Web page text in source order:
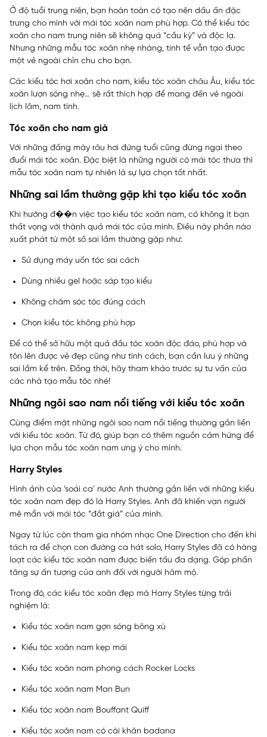
Ở độ tuổi trung niên, bạn hoàn toàn có tạo nên dấu ấn đặc
trưng cho mình với mái tóc xoăn nam phù hợp. Có thể kiểu tóc
xoăn cho nam trung niên sẽ không quá “cầu kỳ” và độc lạ.
Nhưng những mẫu tóc xoăn nhẹ nhàng, tinh tế vẫn tạo được
một vẻ ngoài chỉn chu cho bạn.
Các kiểu tóc hơi xoăn cho nam, kiểu tóc xoăn châu Âu, kiểu tóc
xoăn lượn sóng nhẹ… sẽ rất thích hợp để mang đến vẻ ngoài
lịch lãm, nam tính.
Tóc xoăn cho nam già
Với những đấng mày râu hơi đứng tuổi cũng đừng ngại theo
đuổi mái tóc xoăn. Đặc biệt là những người có mái tóc thưa thì
mẫu tóc xoăn nam tự nhiên là sự lựa chọn tốt nhất.
Những sai lầm thường gặp khi tạo kiểu tóc xoăn
Khi hướng đ��n việc tạo kiểu tóc xoăn nam, có không ít bạn
thất vọng với thành quả mái tóc của mình. Điều này phần nào
xuất phát từ một số sai lầm thường gặp như:
Sử dụng máy uốn tóc sai cách
Dùng nhiều gel hoặc sáp tạo kiểu
Không chăm sóc tóc đúng cách
Chọn kiểu tóc không phù hợp
Để có thể sở hữu một quả đầu tóc xoăn độc đáo, phù hợp và
tôn lên được vẻ đẹp cũng như tính cách, bạn cần lưu ý những
sai lầm kể trên. Đồng thời, hãy tham khảo trước sự tư vấn của
các nhà tạo mẫu tóc nhé!
Những ngôi sao nam nổi tiếng với kiểu tóc xoăn
Cùng điểm mặt những ngôi sao nam nổi tiếng thường gắn liền
với kiểu tóc xoăn. Từ đó, giúp bạn có thêm nguồn cảm hứng để
lựa chọn mẫu tóc xoăn nam ưng ý cho mình.
Harry Styles
Hình ảnh của ‘soái ca’ nước Anh thường gắn liền với những kiểu
tóc xoăn nam đẹp đó là Harry Styles. Anh đã khiến vạn người
mê mẩn với mái tóc “đắt giá” của mình.
Ngay từ lúc còn tham gia nhóm nhạc One Direction cho đến khi
tách ra để chọn con đường ca hát solo, Harry Styles đã có hàng
loạt các kiểu tóc xoăn nam được biến tấu đa dạng. Góp phần
tăng sự ấn tượng của anh đối với người hâm mộ.
Trong đó, các kiểu tóc xoăn đẹp mà Harry Styles từng trải
nghiệm là:
Kiểu tóc xoăn nam gợn sóng bông xù
Kiểu tóc xoăn nam kẹp mái
Kiểu tóc xoăn nam phong cách Rocker Locks
Kiểu tóc xoăn nam Man Bun
Kiểu tóc xoăn nam Bouffant Quiff
Kiểu tóc xoăn nam có cài khăn badana